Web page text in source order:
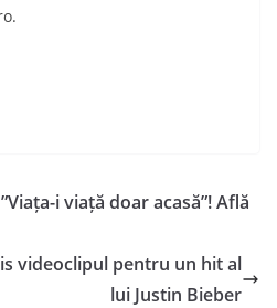
i viață doar acasă”! Află
videoclipul pentru un hit al
lui Justin Bieber